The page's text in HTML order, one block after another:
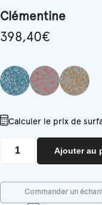
Clémentine
398,40€
Calculer le prix de
Clémentine
Ajouter au
Commander un